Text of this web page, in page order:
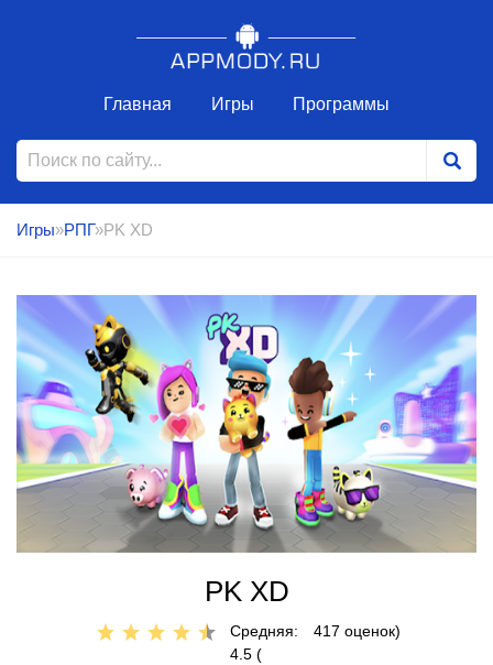
Главная Игры Программы
Игры»РПГ»PK XD
PK XD
Средняя:
4.5 (
417 оценок)